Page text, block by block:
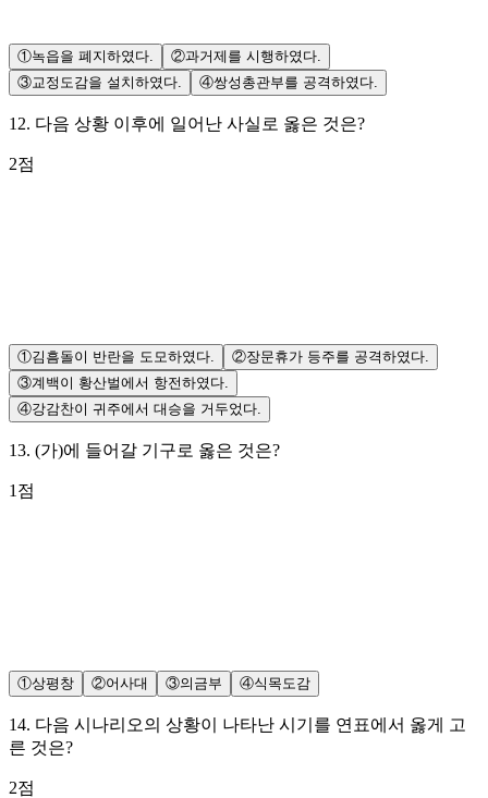
①녹읍을 폐지하였다. ②과거제를 시행하였다.
③교정도감을 설치하였다. ④쌍성총관부를 공격하였다.
12. 다음 상황 이후에 일어난 사실로 옳은 것은?
2점
①김흠돌이 반란을 도모하였다. ②장문휴가 등주를 공격하였다.
③계백이 황산벌에서 항전하였다.
④강감찬이 귀주에서 대승을 거두었다.
13. (가)에 들어갈 기구로 옳은 것은?
1 점
①상평창 ②어사대 ③의금부 ④식목도감
14. 다음 시나리오의 상황이 나타난 시기를 연표에서 옳게 고
른 것은?
2점